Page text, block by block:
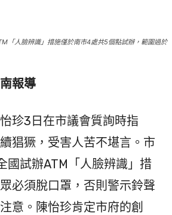
「人臉辨識」措施僅於南市4處共5個點試辦，範圍過於
報導
珍3日在市議會質詢時指
猖獗，受害人苦不堪言。市
國試辦ATM「人臉辨識」措
必須脫口罩，否則警示鈴聲
意。陳怡珍肯定市府的創